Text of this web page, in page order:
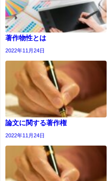
著作物性とは
2022年11月24日
論文に関する著作権
2022年11月24日